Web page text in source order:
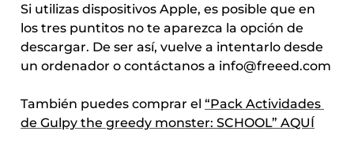
Si utilizas dispositivos Apple, es posible que en
los tres puntitos no te aparezca la opción de
descargar. De ser así, vuelve a intentarlo desde
un ordenador o contáctanos a info@freeed.com
También puedes comprar el “Pack Actividades
de Gulpy the greedy monster: SCHOOL” AQUÍ